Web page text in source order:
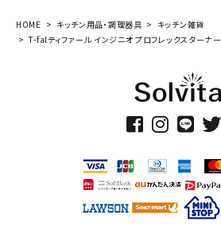
HOME キッチン用品・調理器具
キッチン雑貨
T-falティファール インジニオ プロフレックスターナー